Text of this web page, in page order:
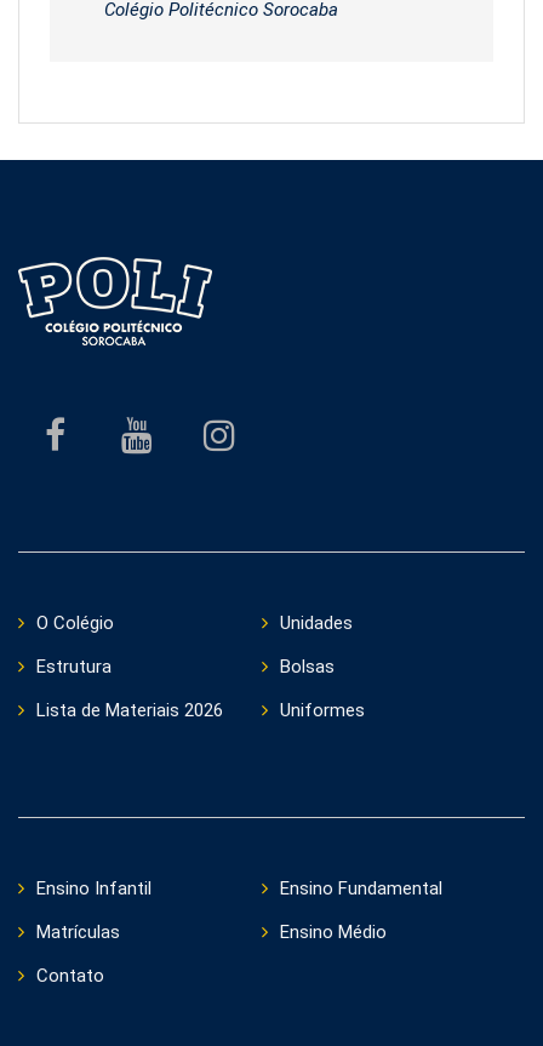
Colégio Politécnico Sorocaba
O Colégio
Unidades
Estrutura
Bolsas
Lista de Materiais 2026
Uniformes
Ensino Infantil
Ensino Fundamental
Matrículas
Ensino Médio
Contato